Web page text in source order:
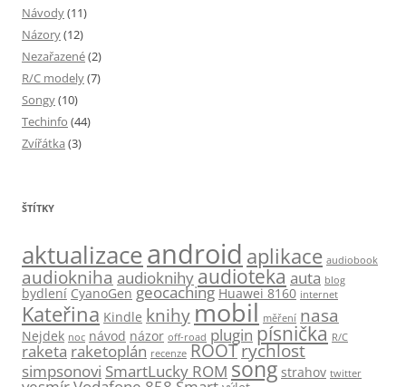
Návody(11)
Názory(12)
Nezařazené(2)
R/C modely(7)
Songy(10)
Techinfo (44)
Zvířátka (3)
ŠTÍTKY
aktualizaceandroid aplikace audiobook
audiokniha audioknihy audioteka auta blog
bydlení CyanoGen geocaching Huawei 8160 internet
Kateřina Kindle knihy mobil měření nasa
Nejdek noc návod názor off-road plugin písnička R/C
raketa raketoplán recenze ROOTrychlost
simpsonovi SmartLucky ROM song strahov twitter